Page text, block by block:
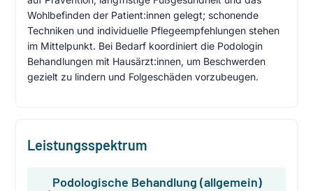
Wohlbefinden der Patient:innen gelegt; schonende
Techniken und individuelle Pflegeempfehlungen stehen
im Mittelpunkt. Bei Bedarf koordiniert die Podologin
Behandlungen mit Hausärzt:innen, um Beschwerden
gezielt zu lindern und Folgeschäden vorzubeugen.
Leistungsspektrum
Podologische Behandlung (allgemein)